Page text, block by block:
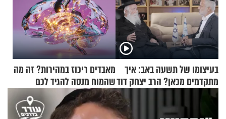
בעיצומו של תשעה באב: איך
מתקדמים מכאן? הרב יצחק דוד
גרוסמן בשיחה מיוחדת
מאבדים ריכוז במהירות? זה מה
שהמוח מנסה להגיד לכם